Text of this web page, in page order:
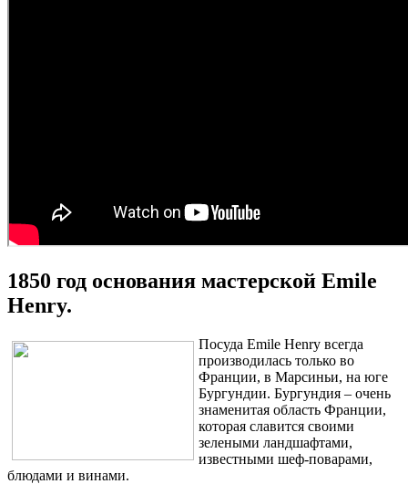
1850 год основания мастерской Emile
Henry.
Посуда Emile Henry всегда
производилась только во
Франции, в Марсиньи, на юге
Бургундии. Бургундия – очень
знаменитая область Франции,
которая славится своими
зелеными ландшафтами,
известными шеф-поварами,
блюдами и винами.